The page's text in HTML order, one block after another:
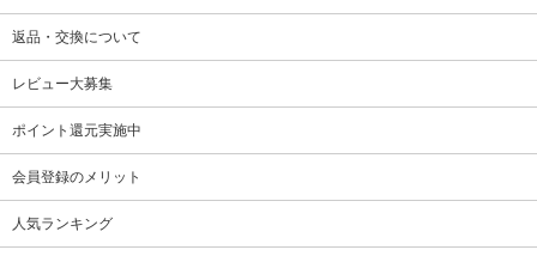
返品・交換について
レビュー大募集
ポイント還元実施中
会員登録のメリット
人気ランキング